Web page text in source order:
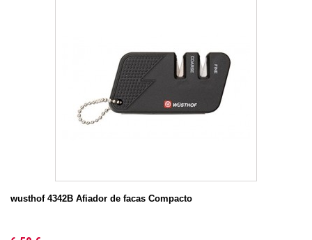
wusthof 4342B Afiador de facas Compacto